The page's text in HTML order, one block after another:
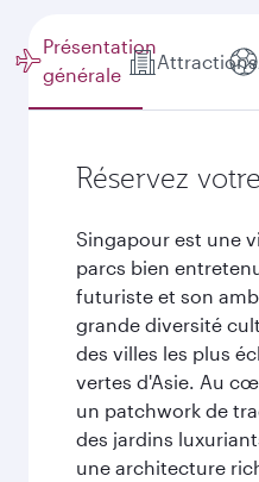
Présentation
générale
Attractions
Réservez
Singapour est une
parcs bien
futuriste et son
grande diversité
des villes les plus
vertes d'Asie. Au
un patchwork de
des jardins
une architecture